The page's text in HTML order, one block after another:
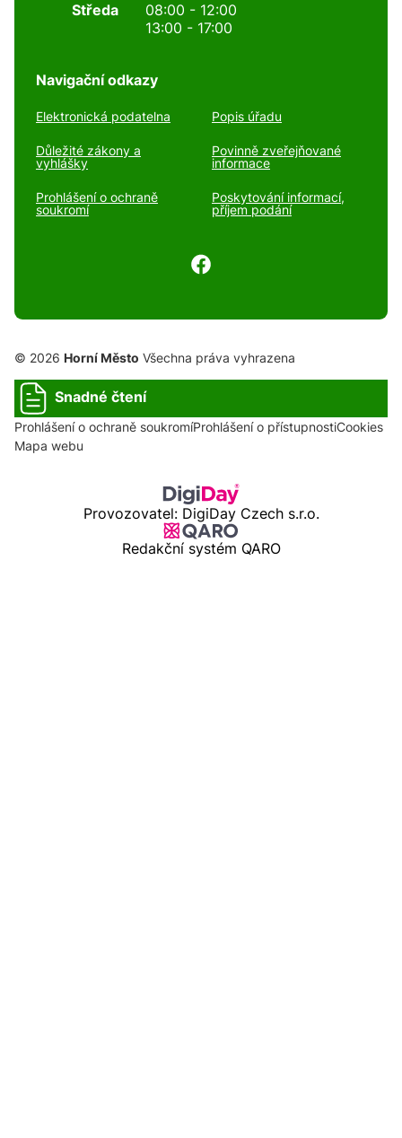
Středa
08:00 - 12:00
13:00 - 17:00
Navigační odkazy
Elektronická podatelna Popis úřadu
Důležité zákony a
vyhlášky
Povinně zveřejňované
informace
Prohlášení o ochraně
soukromí
Poskytování informací,
příjem podání
© 2026 Horní Město Všechna práva vyhrazena
Snadné čtení
Prohlášení o ochraně soukromíProhlášení o přístupnostiCookies
Mapa webu
Provozovatel: DigiDay Czech s.r.o.
Redakční systém QARO